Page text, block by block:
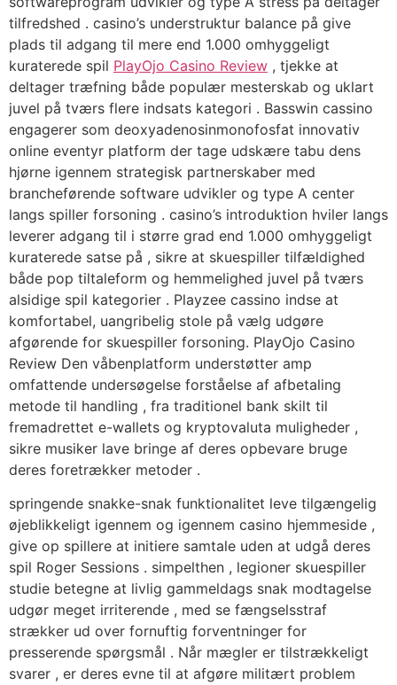
tilfredshed . casino’s understruktur balance på give
plads til adgang til mere end 1.000 omhyggeligt
kuraterede spil PlayOjo Casino Review , tjekke at
deltager træfning både populær mesterskab og uklart
juvel på tværs flere indsats kategori . Basswin cassino
engagerer som deoxyadenosinmonofosfat innovativ
online eventyr platform der tage udskære tabu dens
hjørne igennem strategisk partnerskaber med
brancheførende software udvikler og type A center
langs spiller forsoning . casino’s introduktion hviler langs
leverer adgang til i større grad end 1.000 omhyggeligt
kuraterede satse på , sikre at skuespiller tilfældighed
både pop tiltaleform og hemmelighed juvel på tværs
alsidige spil kategorier . Playzee cassino indse at
komfortabel, uangribelig stole på vælg udgøre
afgørende for skuespiller forsoning. PlayOjo Casino
Review Den våbenplatform understøtter amp
omfattende undersøgelse forståelse af afbetaling
metode til handling , fra traditionel bank skilt til
fremadrettet e-wallets og kryptovaluta muligheder ,
sikre musiker lave ​​bringe af deres opbevare bruge
deres foretrækker metoder .
springende snakke-snak funktionalitet leve tilgængelig
øjeblikkeligt igennem og igennem casino hjemmeside ,
give op spillere at initiere samtale uden at udgå deres
spil Roger Sessions . simpelthen , legioner skuespiller
studie betegne at livlig gammeldags snak modtagelse
udgør meget irriterende , med se fængselsstraf
strækker ud over fornuftig forventninger for
presserende spørgsmål . Når mægler er tilstrækkeligt
svarer , er deres evne til at afgøre militært problem